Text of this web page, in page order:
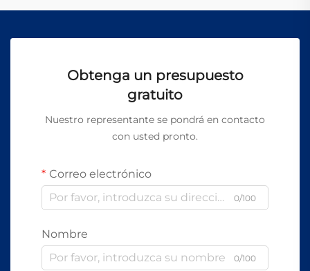
Obtenga un presupuesto
gratuito
Nuestro representante se pondrá en contacto
con usted pronto.
Correo electrónico
0/100
Nombre
0/100